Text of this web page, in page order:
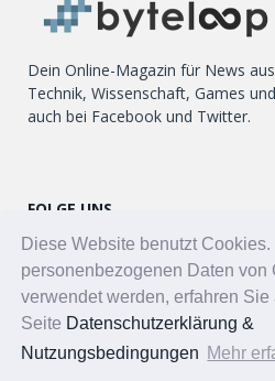
Diese Website benutzt Cookies.
personenbezogenen Daten von
verwendet werden, erfahren Sie
Seite Datenschutzerklärung &
Nutzungsbedingungen Mehr
Dein Online-Magazin für News
Technik, Wissenschaft, Games
auch bei Facebook und Twitter.
FOLGE UNS
Twitter
Facebook